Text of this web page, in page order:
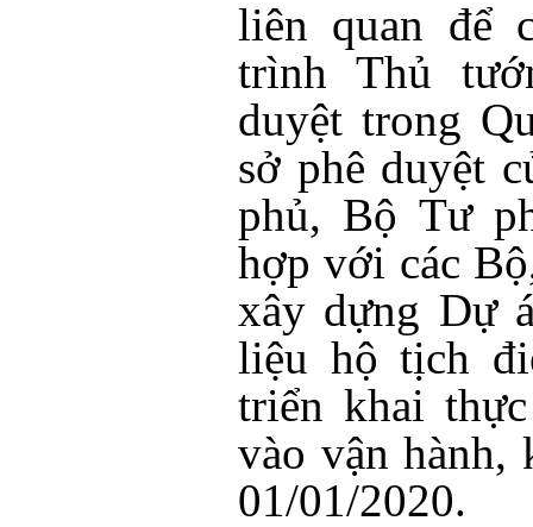
liên quan để
trình Thủ
duyệt trong
sở phê duyệt
phủ, Bộ Tư
hợp với các
xây dựng Dự
liệu hộ tịch
triển khai
vào vận hành,
01/01/2020.